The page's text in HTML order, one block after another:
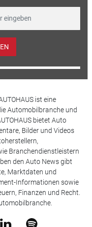
ist eine
Automobilbranche und
bietet Auto
Bilder und Videos
Branchendienstleistern
den Auto News gibt
Marktdaten und
Informationen sowie
Finanzen und Recht.